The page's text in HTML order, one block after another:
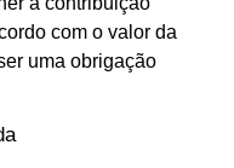
com o valor da
uma obrigação